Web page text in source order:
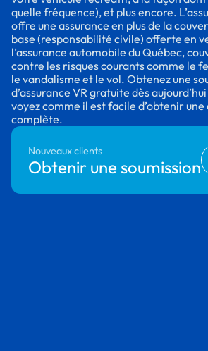
quelle fréquence), et plus encore.
offre une assurance en plus de la
base (responsabilité civile) offerte en
l’assurance automobile du Québec,
contre les risques courants comme le
le vandalisme et le vol. Obtenez une
d’assurance VR gratuite dès
voyez comme il est facile d’obtenir une
complète.
Nouveaux clients
Obtenir une soumission